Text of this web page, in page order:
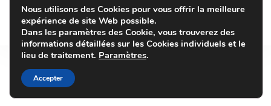
COPYRIGHT © 2004 - 2026 UVPLASTIC MATERIAL TECHNOLOGY
CO., LTD. ALL RIGHTS RESERVED
Nous utilisons des Cookies pour vous offrir la meilleure
expérience de site Web possible.
Dans les paramètres des Cookie, vous trouverez des
informations détaillées sur les Cookies individuels et le
lieu de traitement. Paramètres.
Accepter